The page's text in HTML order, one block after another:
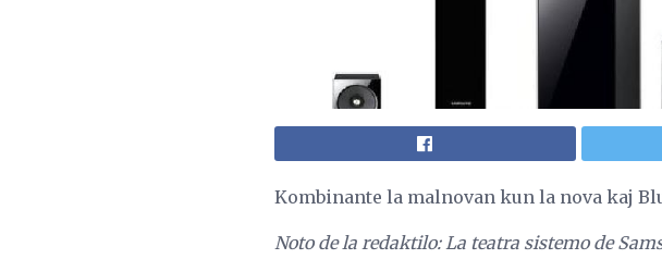
Kombinante la malnovan kun la nova kaj
Noto de la redaktilo: La teatra sistemo de